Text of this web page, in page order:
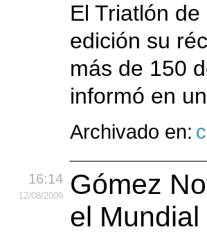
El Triatlón
edición su
más de 150
informó en
Archivado en:
16:14
12/08/2009
Gómez
el Mundial